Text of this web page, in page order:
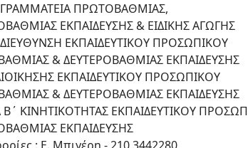
ΓΡΑΜΜΑΤΕΙΑ ΠΡΩΤΟΒΑΘΜΙΑΣ,
ΕΚΠΑΙΔΕΥΣΗΣ & ΕΙΔΙΚΗΣ ΑΓΩΓΗΣ
ΕΚΠΑΙΔΕΥΤΙΚΟΥ ΠΡΟΣΩΠΙΚΟΥ
& ΔΕΥΤΕΡΟΒΑΘΜΙΑΣ ΕΚΠΑΙΔΕΥΣΗΣ
ΕΚΠΑΙΔΕΥΤΙΚΟΥ ΠΡΟΣΩΠΙΚΟΥ
& ΔΕΥΤΕΡΟΒΑΘΜΙΑΣ ΕΚΠΑΙΔΕΥΣΗΣ
ΚΙΝΗΤΙΚΟΤΗΤΑΣ ΕΚΠΑΙΔΕΥΤΙΚΟΥ
ΕΚΠΑΙΔΕΥΣΗΣ